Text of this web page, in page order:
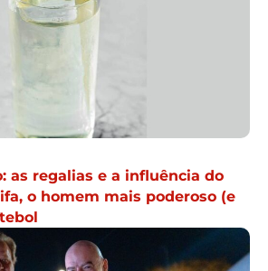
as regalias e a influência do
o homem mais poderoso (e